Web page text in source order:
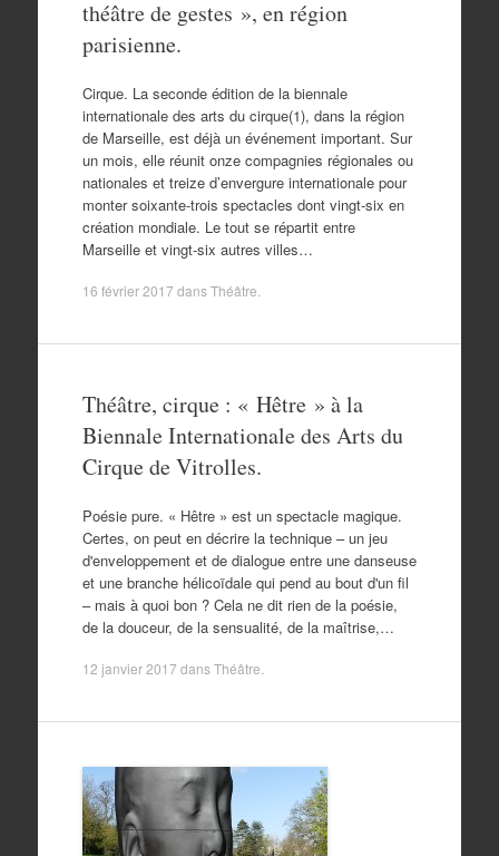
théâtre de gestes », en région
parisienne.
Cirque. La seconde édition de la biennale
internationale des arts du cirque(1), dans la région
de Marseille, est déjà un événement important. Sur
un mois, elle réunit onze compagnies régionales ou
nationales et treize d’envergure internationale pour
monter soixante-trois spectacles dont vingt-six en
création mondiale. Le tout se répartit entre
Marseille et vingt-six autres villes…
16 février 2017 dansThéâtre
Théâtre, cirque : « Hêtre » à la
Biennale Internationale des Arts du
Cirque de Vitrolles.
Poésie pure. « Hêtre » est un spectacle magique.
Certes, on peut en décrire la technique – un jeu
d'enveloppement et de dialogue entre une danseuse
et une branche hélicoïdale qui pend au bout d'un fil
– mais à quoi bon ? Cela ne dit rien de la poésie,
de la douceur, de la sensualité, de la maîtrise,…
12 janvier 2017 dansThéâtre